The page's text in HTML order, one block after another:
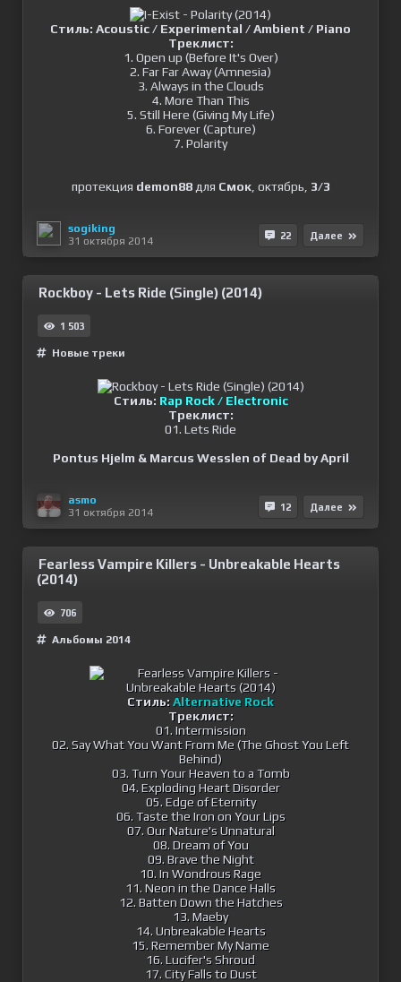
Стиль: Acoustic / Experimental / Ambient / Piano
Треклист:
1. Open up (Before It's Over)
2. Far Far Away (Amnesia)
3. Always in the Clouds
4. More Than This
5. Still Here (Giving My Life)
6. Forever (Capture)
7. Polarity
протекция demon88для Смок, октябрь, 3/3
sogiking
31 октября 2014
22 Далее
Rockboy - Lets Ride (Single) (2014)
1 503
Новые треки
Стиль: Rap Rock / Electronic
Треклист:
01. Lets Ride
Pontus Hjelm & Marcus Wesslen of Dead by April
asmo
31 октября 2014
12 Далее
Fearless Vampire Killers - Unbreakable Hearts
(2014)
706
Альбомы 2014
Стиль:Alternative Rock
Треклист:
01. Intermission
02. Say What You Want From Me (The Ghost You Left
Behind)
03. Turn Your Heaven to a Tomb
04. Exploding Heart Disorder
05. Edge of Eternity
06. Taste the Iron on Your Lips
07. Our Nature's Unnatural
08. Dream of You
09. Brave the Night
10. In Wondrous Rage
11. Neon in the Dance Halls
12. Batten Down the Hatches
13. Maeby
14. Unbreakable Hearts
15. Remember My Name
16. Lucifer's Shroud
17. City Falls to Dust